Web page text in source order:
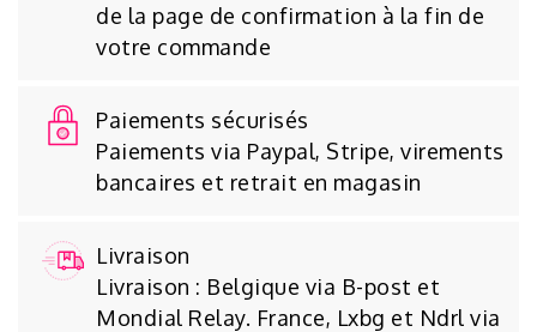
de la page de confirmation à la fin de
votre commande
Paiements sécurisés
Paiements via Paypal, Stripe, virements
bancaires et retrait en magasin
Livraison
Livraison : Belgique via B-post et
Mondial Relay. France, Lxbg et Ndrl via